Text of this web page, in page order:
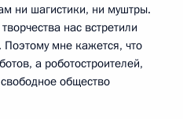
ни шагистики, ни муштры.
нас встретили
мне кажется, что
а роботостроителей,
общество